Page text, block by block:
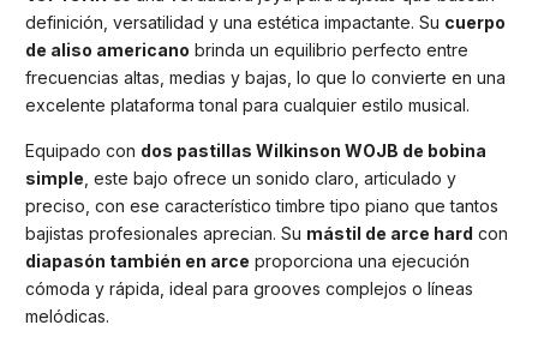
definición, versatilidad y una estética impactante. Su cuerpo
de aliso americano brinda un equilibrio perfecto entre
frecuencias altas, medias y bajas, lo que lo convierte en una
excelente plataforma tonal para cualquier estilo musical.
Equipado con dos pastillas Wilkinson WOJB de bobina
simple, este bajo ofrece un sonido claro, articulado y
preciso, con ese característico timbre tipo piano que tantos
bajistas profesionales aprecian. Su mástil de arce hard con
diapasón también en arce proporciona una ejecución
cómoda y rápida, ideal para grooves complejos o líneas
melódicas.